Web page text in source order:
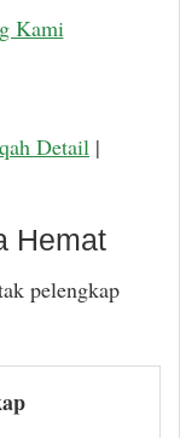
Kami
Detail |
Hemat
pelengkap